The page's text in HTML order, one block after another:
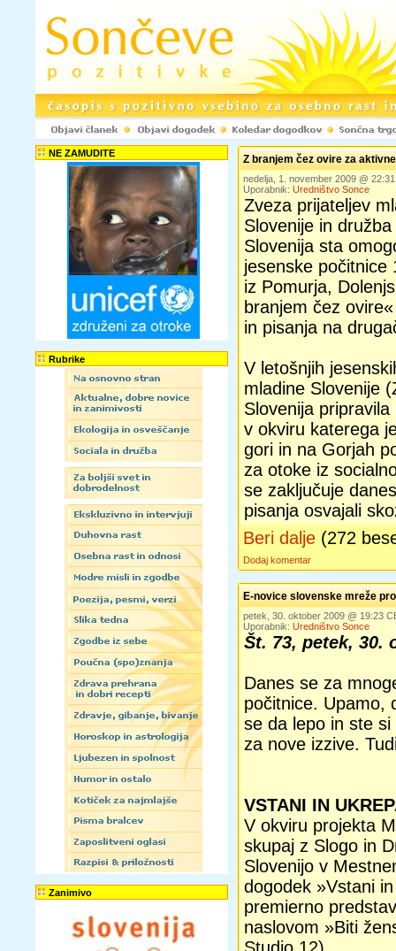
NE ZAMUDITE
Rubrike
Zanimivo
Z branjem čez ovire za
nedelja, 1. november 2009 @
Uporabnik: Uredništvo Sonce
Zveza prijateljev
Slovenije in
Slovenija sta
jesenske počitnice
iz Pomurja,
branjem čez
in pisanja na
V letošnjih
mladine Slovenije
Slovenija
v okviru katerega
gori in na Gorjah
za otoke iz
se zaključuje
pisanja osvajali
Beri dalje (272
Dodaj komentar
E-novice slovenske mreže
petek, 30. oktober 2009 @ 19:23
Uporabnik: Uredništvo Sonce
Št. 73, petek, 30.
Danes se za
počitnice. Upamo,
se da lepo in ste
za nove izzive.
VSTANI IN
V okviru projekta
skupaj z Slogo in
Slovenijo v
dogodek »Vstani
premierno
naslovom »Biti